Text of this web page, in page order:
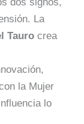
La
Tauro crea
la Mujer
lo